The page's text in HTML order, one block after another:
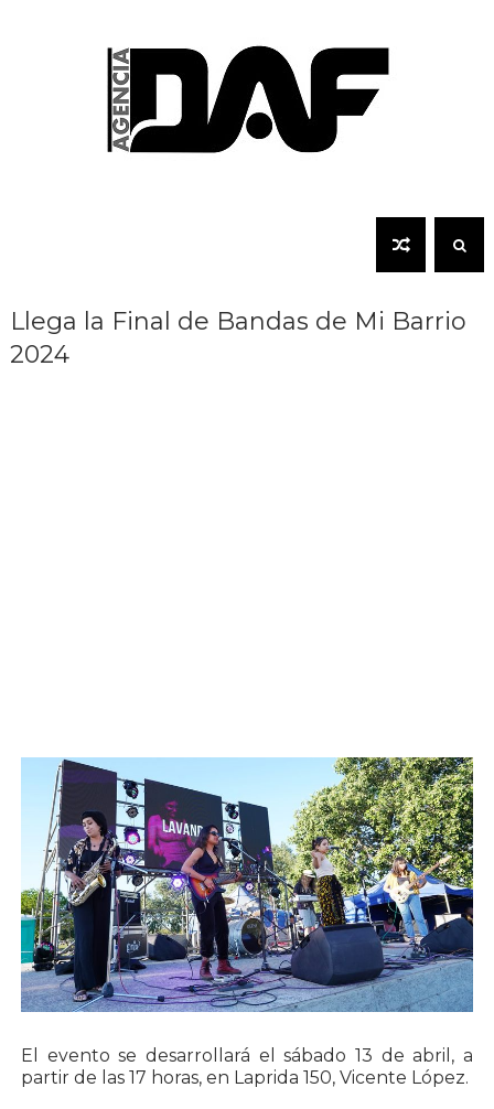
Llega la Final de Bandas de Mi Barrio
2024
El evento se desarrollará el sábado 13 de abril, a
partir de las 17 horas, en Laprida 150, Vicente López.